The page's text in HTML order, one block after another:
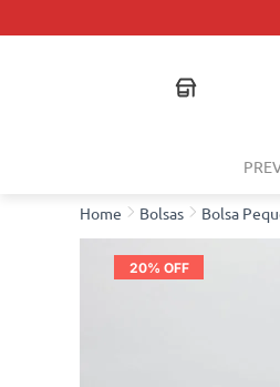
Bolsas Bolsa
20% OFF